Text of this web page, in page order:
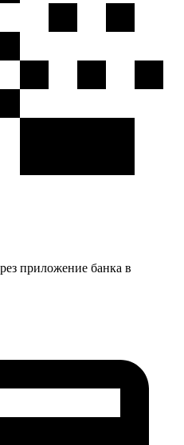
приложение банка в